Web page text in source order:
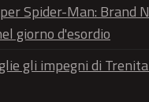
Spider-Man: Brand
giorno d'esordio
gli impegni di